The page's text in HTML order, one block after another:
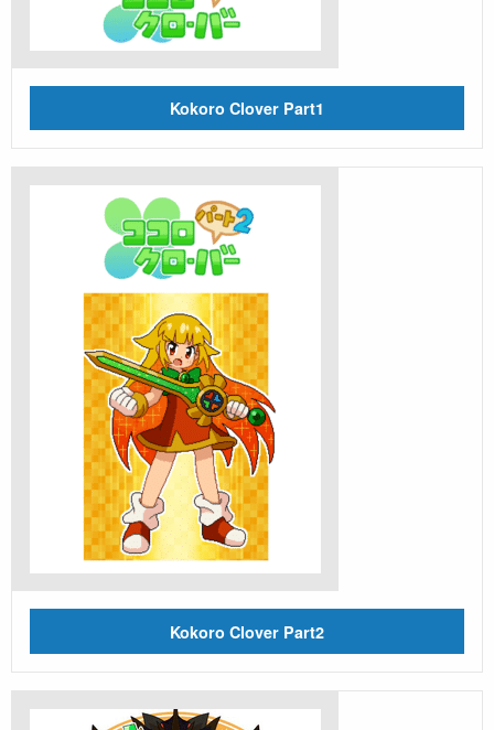
Kokoro Clover Part1
Kokoro Clover Part2